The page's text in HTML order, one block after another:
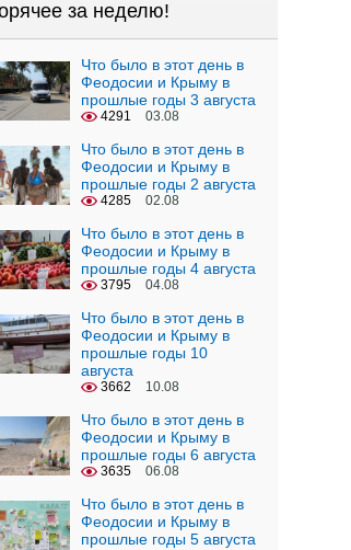
за неделю!
Что было в этот день в
Феодосии и Крыму в
прошлые годы 3 августа
4291 03.08
Что было в этот день в
Феодосии и Крыму в
прошлые годы 2 августа
4285 02.08
Что было в этот день в
Феодосии и Крыму в
прошлые годы 4 августа
3795 04.08
Что было в этот день в
Феодосии и Крыму в
прошлые годы 10
августа
3662 10.08
Что было в этот день в
Феодосии и Крыму в
прошлые годы 6 августа
3635 06.08
Что было в этот день в
Феодосии и Крыму в
прошлые годы 5 августа